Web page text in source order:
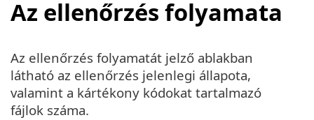
Az ellenőrzés folyamata
Az ellenőrzés folyamatát jelző ablakban
látható az ellenőrzés jelenlegi állapota,
valamint a kártékony kódokat tartalmazó
fájlok száma.